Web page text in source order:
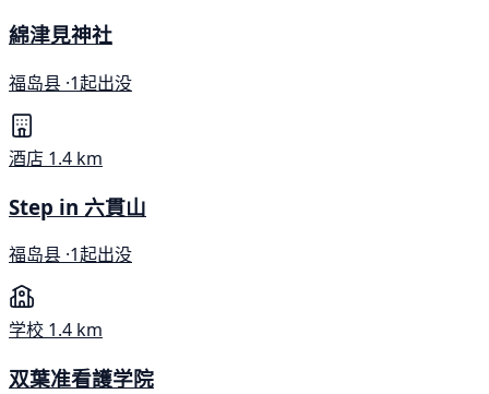
綿津見神社
福岛县 ·1起出没
酒店 1.4 km
Step in 六貫山
福岛县 ·1起出没
学校 1.4 km
双葉准看護学院